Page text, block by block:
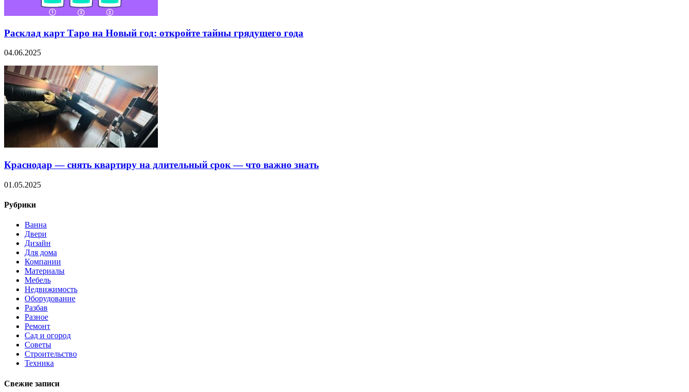
Расклад карт Таро на Новый год: откройте тайны грядущего года
04.06.2025
Краснодар — снять квартиру на длительный срок — что важно знать
01.05.2025
Рубрики
Ванна
Двери
Дизайн
Для дома
Компании
Материалы
Мебель
Недвижимость
Оборудование
Разбав
Разное
Ремонт
Сад и огород
Советы
Строительство
Техника
Свежие записи